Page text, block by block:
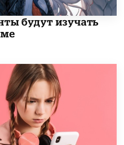
будут изучать